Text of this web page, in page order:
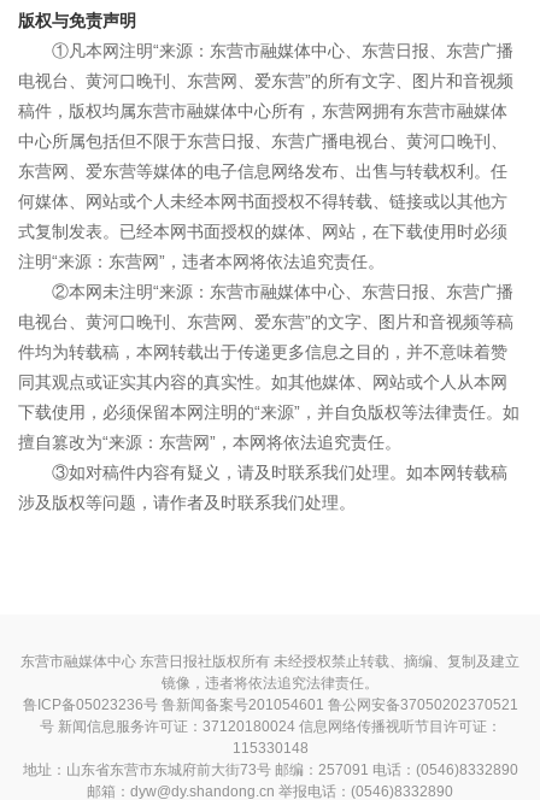
版权与免责声明
①凡本网注明“来源：东营市融媒体中心、东营日报、东营广播
电视台、黄河口晚刊、东营网、爱东营”的所有文字、图片和音视频
稿件，版权均属东营市融媒体中心所有，东营网拥有东营市融媒体
中心所属包括但不限于东营日报、东营广播电视台、黄河口晚刊、
东营网、爱东营等媒体的电子信息网络发布、出售与转载权利。任
何媒体、网站或个人未经本网书面授权不得转载、链接或以其他方
式复制发表。已经本网书面授权的媒体、网站，在下载使用时必须
注明“来源：东营网”，违者本网将依法追究责任。
②本网未注明“来源：东营市融媒体中心、东营日报、东营广播
电视台、黄河口晚刊、东营网、爱东营”的文字、图片和音视频等稿
件均为转载稿，本网转载出于传递更多信息之目的，并不意味着赞
同其观点或证实其内容的真实性。如其他媒体、网站或个人从本网
下载使用，必须保留本网注明的“来源”，并自负版权等法律责任。如
擅自篡改为“来源：东营网”，本网将依法追究责任。
③如对稿件内容有疑义，请及时联系我们处理。如本网转载稿
涉及版权等问题，请作者及时联系我们处理。
东营市融媒体中心 东营日报社版权所有 未经授权禁止转载、摘编、复制及建立
镜像，违者将依法追究法律责任。
鲁ICP备05023236号鲁新闻备案号201054601 鲁公网安备37050202370521
号 新闻信息服务许可证：37120180024信息网络传播视听节目许可证：
115330148
地址：山东省东营市东城府前大街73号 邮编：257091 电话：(0546)8332890
邮箱：dyw@dy.shandong.cn 举报电话：(0546)8332890